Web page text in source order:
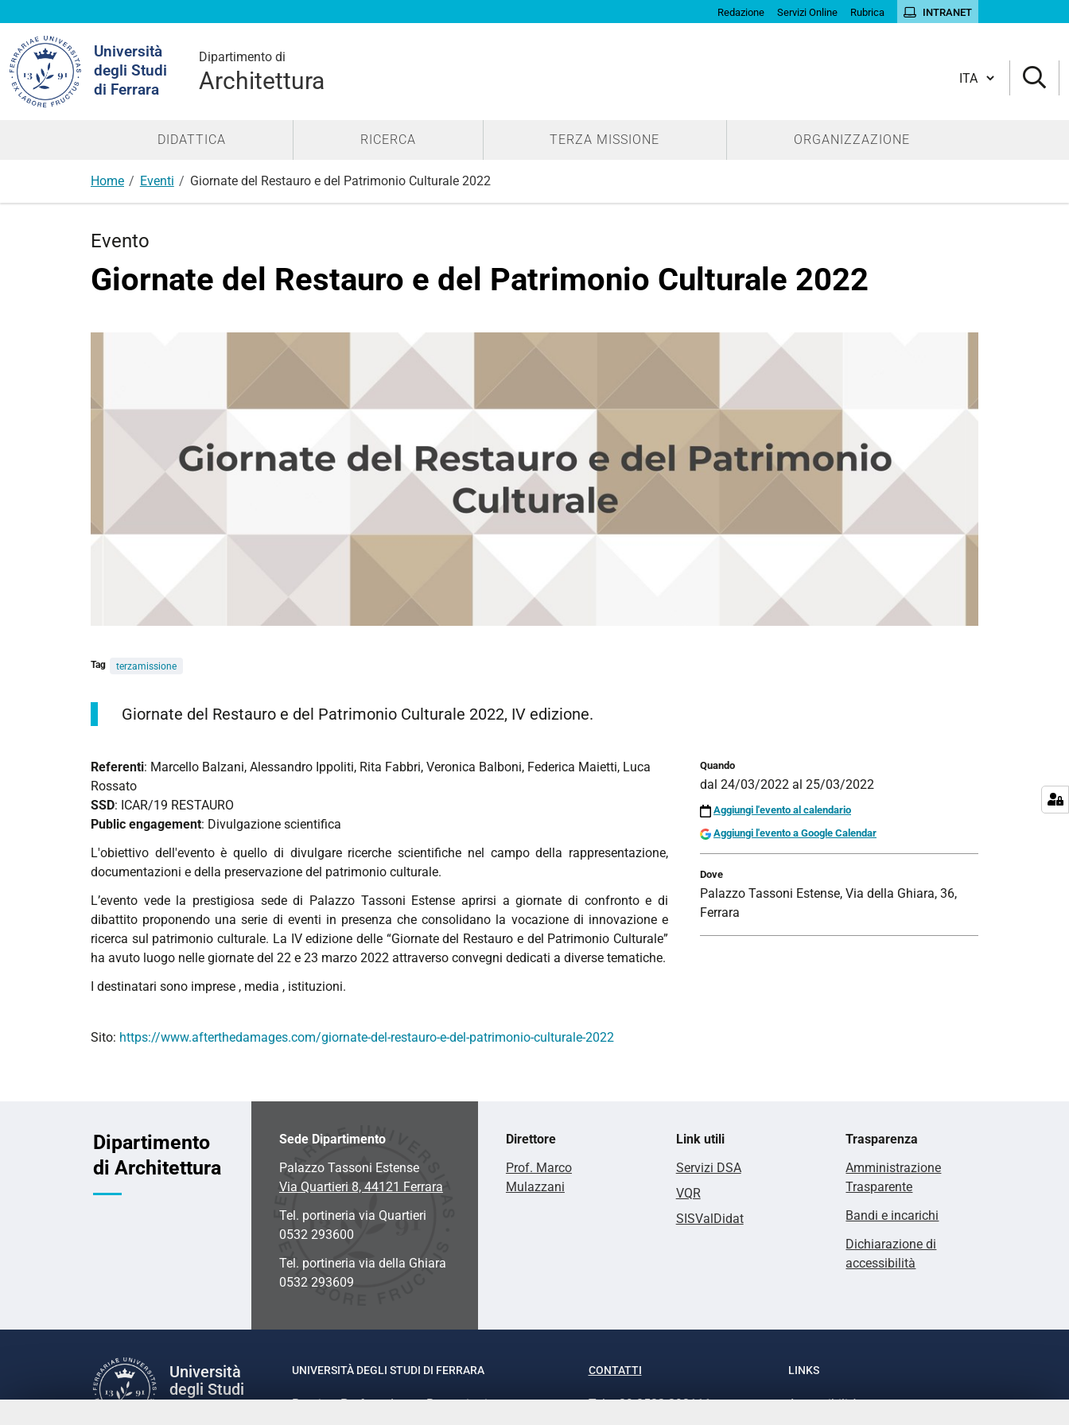
Redazione Servizi Online Rubrica INTRANET
Università
degli Studi
di Ferrara
Dipartimento di
Architettura
nel
sito
Cambia lingua
DIDATTICA RICERCA TERZA MISSIONE ORGANIZZAZIONE
Home Eventi Giornate del Restauro e del Patrimonio Culturale 2022
Evento
Giornate del Restauro e del Patrimonio Culturale 2022
Tag terzamissione
https://architettura.unife.it/it/eventi/giornate-
del-
e-
del-
patrimonio-
culturale-
2022
Giornate
Restauro
e
del
Patrimonio
Culturale
03-
Giornate
del
Giornate del Restauro e del Patrimonio Culturale 2022, IV edizione.
Quando
dal 24/03/2022 al 25/03/2022
Aggiungi l'evento al calendario
Aggiungi l'evento a Google Calendar
Dove
Palazzo Tassoni Estense, Via della Ghiara, 36,
Ferrara
Referenti: Marcello Balzani, Alessandro Ippoliti, Rita Fabbri, Veronica Balboni, Federica Maietti, Luca
Rossato
SSD: ICAR/19 RESTAURO
Public engagement: Divulgazione scientifica
L'obiettivo dell'evento è quello di divulgare ricerche scientifiche nel campo della rappresentazione,
documentazioni e della preservazione del patrimonio culturale.
L’evento vede la prestigiosa sede di Palazzo Tassoni Estense aprirsi a giornate di confronto e di
dibattito proponendo una serie di eventi in presenza che consolidano la vocazione di innovazione e
ricerca sul patrimonio culturale. La IV edizione delle “Giornate del Restauro e del Patrimonio Culturale”
ha avuto luogo nelle giornate del 22 e 23 marzo 2022 attraverso convegni dedicati a diverse tematiche.
I destinatari sono imprese , media , istituzioni.
Sito: https://www.afterthedamages.com/giornate-del-restauro-e-del-patrimonio-culturale-2022
Dipartimento
di Architettura
Sede Dipartimento
Palazzo Tassoni Estense
Via Quartieri 8, 44121 Ferrara
Tel. portineria via Quartieri
0532 293600
Tel. portineria via della Ghiara
0532 293609
Direttore
Prof. Marco
Mulazzani
Link utili
Servizi DSA
VQR
SISValDidat
Trasparenza
Amministrazione
Trasparente
Bandi e incarichi
Dichiarazione di
accessibilità
Università
degli Studi
UNIVERSITÀ DEGLI STUDI DI FERRARA
Rettrice: Prof.ssa Laura Ramaciotti
CONTATTI
Tel. +39 0532 293111
LINKS
Accessibilità